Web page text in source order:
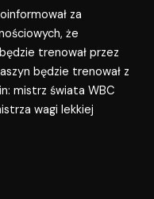
za
że
trenował przez
będzie trenował z
mistrz świata WBC
wagi lekkiej